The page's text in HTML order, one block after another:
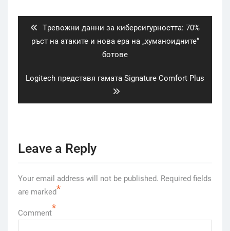
Previous
post:
Tревожни данни за киберсигурността: 70%
ръст на атаките и нова ера на „хуманоидните“
ботове
Next
Logitech представя гамата Signature Comfort Plus
Leave a Reply
Your email address will not be published. Required fields
are marked*
Comment*